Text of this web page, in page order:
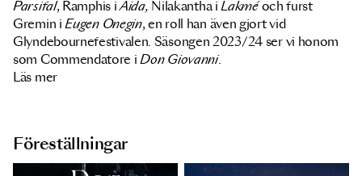
Parsifal, Ramphis iAida, Nilakantha iLakmé och furst
Gremin iEugen Onegin, en roll han även gjort vid
Glyndebournefestivalen. Säsongen 2023/24 ser vi honom
som Commendatore iDon Giovanni.
Läs mer
Föreställningar